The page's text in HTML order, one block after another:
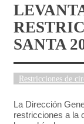
SANTA
Restricciones de
La Dirección
restricciones a la